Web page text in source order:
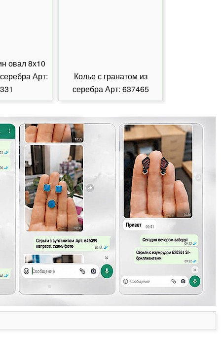
овал 8х10
Арт:
Колье с гранатом из
серебра Арт: 637465